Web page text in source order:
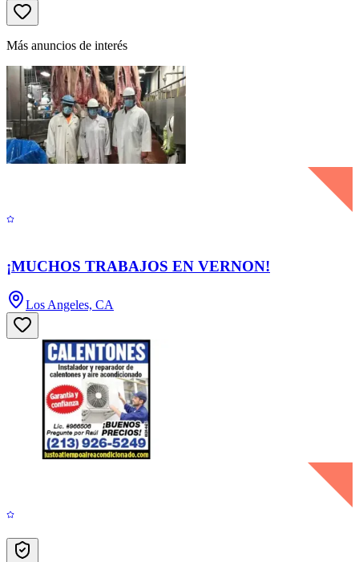
Más anuncios de interés
¡MUCHOS TRABAJOS EN VERNON!
Los Angeles, CA